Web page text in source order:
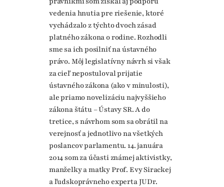
vedenia hnutia pre riešenie, ktoré
vychádzalo z týchto dvoch zásad
platného zákona o rodine. Rozhodli
sme sa ich posilniť na ústavného
právo. Môj legislatívny návrh si však
za cieľ nepostuloval prijatie
ústavného zákona (ako v minulosti),
ale priamo novelizáciu najvyššieho
zákona štátu – Ústavy SR. A do
tretice, s návrhom som sa obrátil na
verejnosť a jednotlivo na všetkých
poslancov parlamentu. 14. januára
2014 som za účasti známej aktivistky,
manželky a matky Prof. Evy Sirackej
a ľudskoprávneho experta JUDr.